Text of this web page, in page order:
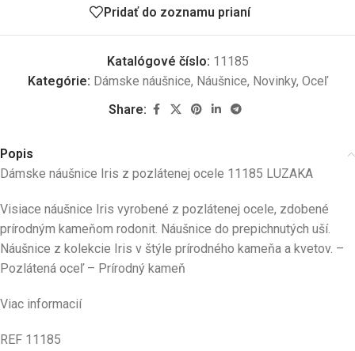
Pridať do zoznamu prianí
Katalógové číslo: 11185
Kategórie: Dámske náušnice, Náušnice, Novinky, Oceľ
Share:
Popis
Dámske náušnice Iris z pozlátenej ocele 11185 LUZAKA
Visiace náušnice Iris vyrobené z pozlátenej ocele, zdobené
prírodným kameňom rodonit. Náušnice do prepichnutých uší.
Náušnice z kolekcie Iris v štýle prírodného kameňa a kvetov. –
Pozlátená oceľ – Prírodný kameň
Viac informacií
REF 11185